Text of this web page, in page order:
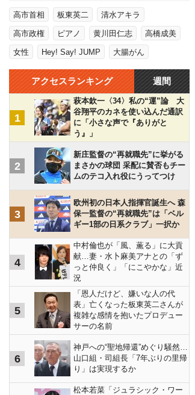
高市首相 板東英二 清水アキラ
高市政権 ピアノ 黄川田仁志 高橋成美
女性 Hey! Say! JUMP 大腸がん
アクセスランキング 週間
1
萩本欽一〈34〉私の“運”論 大
谷翔平のカネを使い込んだ通訳
に「小さな声で『ありがと
う』」
2
新庄監督の“再就職先”に挙がる
まさかの球団 采配に賛否もチー
ムのテコ入れ役にうってつけ
3
欧州初の日本人指揮官誕生へ 森
保一監督の“再就職先”は「ベル
ギー1部の日系クラブ」一択か
4
中村倫也が「風、薫る」に大貢
献…妻・水卜麻美アナとの「ず
っと仲良く」「にこやかな」近
況
5
「恩人だけど、嫌いな人の代
表」亡くなった板東英二さんが
複雑な感情を抱いたプロデュー
サーの名前
6
神戸への“聖地帰還”めぐり騒然…
山口組・司組長「7年ぶりの里帰
り」は実現するか
松本若菜「ジュラシック・ワー